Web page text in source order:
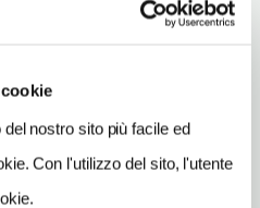
del nostro sito più facile ed
Con l'utilizzo del sito, l'utente